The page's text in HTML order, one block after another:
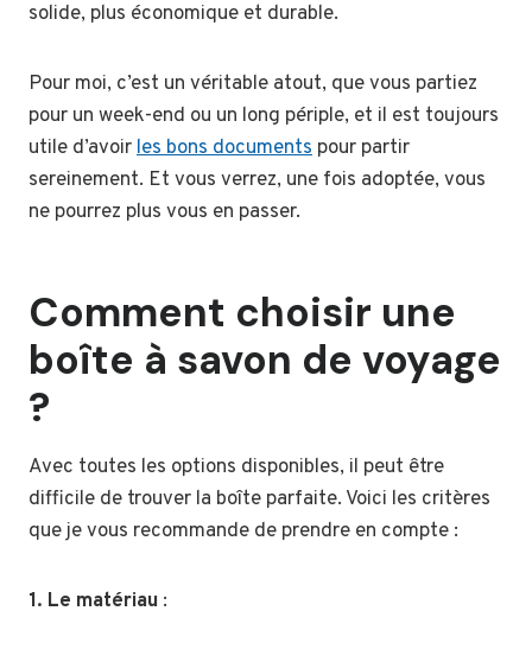
solide, plus économique et durable.
Pour moi, c’est un véritable atout, que vous partiez
pour un week-end ou un long périple, et il est toujours
utile d’avoirles bons documents pour partir
sereinement. Et vous verrez, une fois adoptée, vous
ne pourrez plus vous en passer.
Comment choisir une
boîte à savon de voyage
?
Avec toutes les options disponibles, il peut être
difficile de trouver la boîte parfaite. Voici les critères
que je vous recommande de prendre en compte :
1. Le matériau :